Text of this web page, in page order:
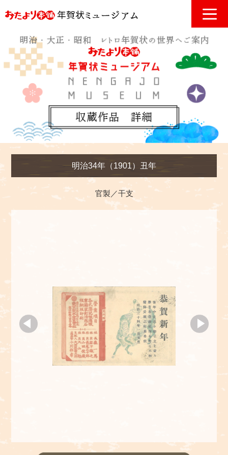
明治34年（1901）丑年
官製／干支